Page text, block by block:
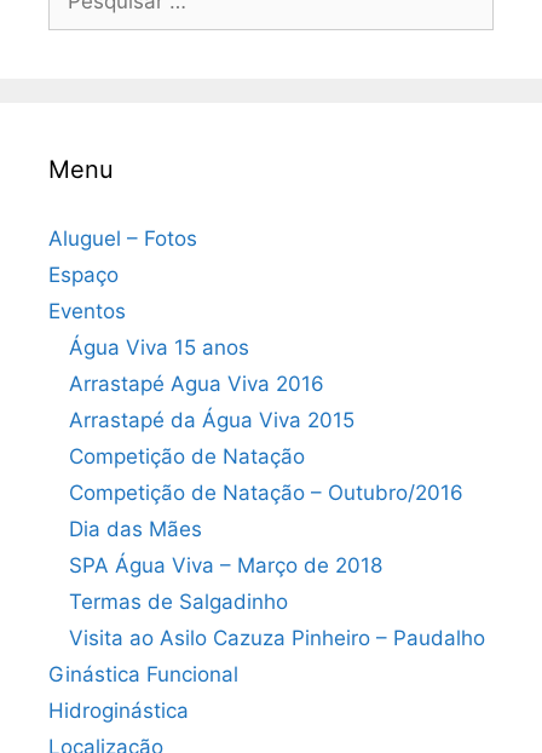
Ginástica funcional
Hidroginástica
Menu
Aluguel – Fotos
Espaço
Eventos
Água Viva 15 anos
Arrastapé Agua Viva 2016
Arrastapé da Água Viva 2015
Competição de Natação
Competição de Natação – Outubro/2016
Dia das Mães
SPA Água Viva – Março de 2018
Termas de Salgadinho
Visita ao Asilo Cazuza Pinheiro – Paudalho
Ginástica Funcional
Hidroginástica
Localização